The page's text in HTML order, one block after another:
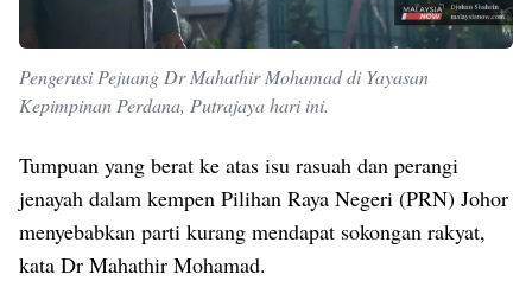
Pengerusi Pejuang Dr Mahathir Mohamad di Yayasan
Kepimpinan Perdana, Putrajaya hari ini.
Tumpuan yang berat ke atas isu rasuah dan perangi
jenayah dalam kempen Pilihan Raya Negeri (PRN) Johor
menyebabkan parti kurang mendapat sokongan rakyat,
kata Dr Mahathir Mohamad.